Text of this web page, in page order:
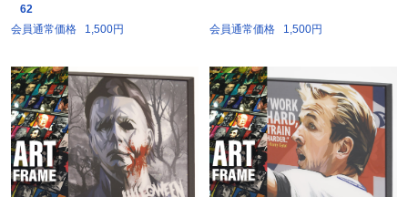
62
会員通常価格
1,500円 会員通常価格 1,500円